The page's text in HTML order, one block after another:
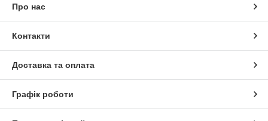
Про нас
Контакти
Доставка та оплата
Графік роботи